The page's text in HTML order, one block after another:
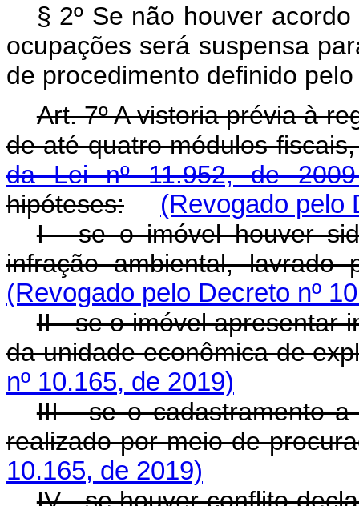
§ 2º Se não houver
ocupações será suspensa
de procedimento definido
Art. 7º A vistoria prévia à
de até quatro módulos
da Lei nº 11.952, de
hipóteses:
(Revogado pelo
I - se o imóvel houver
infração ambiental, lavrado
(Revogado pelo Decreto nº
II - se o imóvel apresentar
da unidade econômica de
nº 10.165, de 2019)
III - se o cadastramento
realizado por meio de
10.165, de 2019)
IV - se houver conflito